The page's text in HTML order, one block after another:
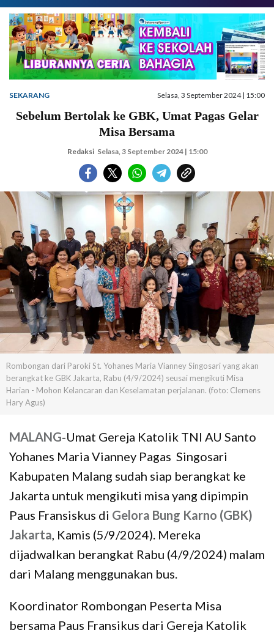
SEKARANG Selasa, 3 September 2024 | 15:00
Sebelum Bertolak ke GBK, Umat Pagas Gelar
Misa Bersama
Redaksi Selasa, 3 September 2024 | 15:00
Rombongan dari Paroki St. Yohanes Maria Vianney Singosari yang akan
berangkat ke GBK Jakarta, Rabu (4/9/2024) seusai mengikuti Misa
Harian - Mohon Kelancaran dan Keselamatan perjalanan. (foto: Clemens
Hary Agus)
MALANG-Umat Gereja Katolik TNI AU Santo
Yohanes Maria Vianney Pagas Singosari
Kabupaten Malang sudah siap berangkat ke
Jakarta untuk mengikuti misa yang dipimpin
Paus Fransiskus di Gelora Bung Karno (GBK)
Jakarta , Kamis (5/9/2024). Mereka
dijadwalkan berangkat Rabu (4/9/2024) malam
dari Malang menggunakan bus.
Koordinator Rombongan Peserta Misa
bersama Paus Fransikus dari Gereja Katolik